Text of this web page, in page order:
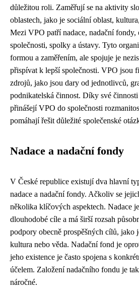
důležitou roli. Zaměřují se na aktivity
oblastech, jako je sociální oblast,
Mezi VPO patří nadace, nadační fondy,
společnosti, spolky a ústavy. Tyto
formou a zaměřením, ale spojuje je
přispívat k lepší společnosti. VPO jsou
zdrojů, jako jsou dary od jednotlivců,
podnikatelská činnost. Díky své činnosti
přinášejí VPO do společnosti
pomáhají řešit důležité společenské
Nadace a nadační fondy
V České republice existují dva hlavní
nadace a nadační fondy. Ačkoliv se
několika klíčových aspektech. Nadace
dlouhodobé cíle a má širší rozsah
podpory obecně prospěšných cílů, jako
kultura nebo věda. Nadační fond je
jeho existence je často spojena s
účelem. Založení nadačního fondu je
náročné.